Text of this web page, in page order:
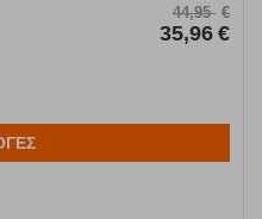
44,95 €
35,96 €